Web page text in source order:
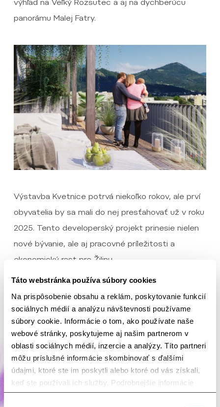
Táto webstránka používa súbory cookies
Na prispôsobenie obsahu a reklám, poskytovanie funkcií
sociálnych médií a analýzu návštevnosti používame
súbory cookie. Informácie o tom, ako používate naše
webové stránky, poskytujeme aj našim partnerom v
oblasti sociálnych médií, inzercie a analýzy. Títo partneri
môžu príslušné informácie skombinovať s ďalšími
údajmi, ktoré ste im poskytli alebo ktoré od vás získali,
keď ste používali ich služby. Podrobnejšie informácie
nájdete na stránkePodmienky a informácie o
Výber
výhľad na Veľký Rozsutec a aj na dychberúcu
panorámu Malej Fatry.
Výstavba Kvetnice potrvá niekoľko rokov, ale prví
obyvatelia by sa mali do nej presťahovať už v roku
2025. Tento developerský projekt prinesie nielen
nové bývanie, ale aj pracovné príležitosti a
ekonomický rast pre Žilinu.
adries v Žiline, ozvite sa náma nechajte
rozkvitnúť svoj život v Kvetnici medzi prvými.
Predaj bytov v prvej etape je už spustený a
onedlho k nej pribudne aj druhá – priamo pod
lesoparkom.